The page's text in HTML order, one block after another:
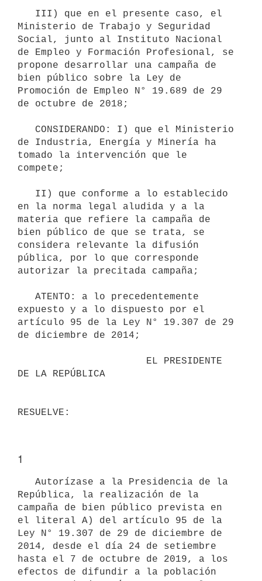
Ministerio de Trabajo y Seguridad
Social, junto al Instituto Nacional
de Empleo y Formación Profesional, se
propone desarrollar una campaña de
bien público sobre la Ley de
Promoción de Empleo N° 19.689 de 29
de octubre de 2018;
de Industria, Energía y Minería ha
tomado la intervención que le
compete;
en la norma legal aludida y a la
materia que refiere la campaña de
bien público de que se trata, se
considera relevante la difusión
pública, por lo que corresponde
autorizar la precitada campaña;
expuesto y a lo dispuesto por el
artículo 95 de la Ley N° 19.307 de 29
de diciembre de 2014;
DE LA REPÚBLICA
1
República, la realización de la
campaña de bien público prevista en
el literal A) del artículo 95 de la
Ley N° 19.307 de 29 de diciembre de
2014, desde el día 24 de setiembre
hasta el 7 de octubre de 2019, a los
efectos de difundir a la población